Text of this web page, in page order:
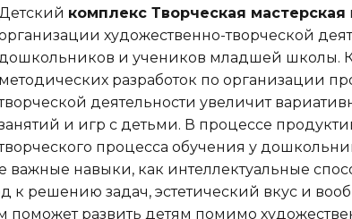
комплекс Творческая мастерская
художественно-творческой
и учеников младшей школы.
методических разработок по организации
деятельности увеличит
и игр с детьми. В процессе
процесса обучения у
навыки, как интеллектуальные
к решению задач, эстетический вкус и
поможет развить детям помимо